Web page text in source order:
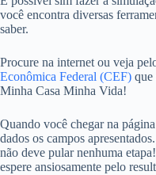
você encontra diversas
saber.
Procure na internet ou veja
Econômica Federal (CEF) que
Minha Casa Minha Vida!
Quando você chegar na
dados os campos
não deve pular nenhuma
espere ansiosamente pelo